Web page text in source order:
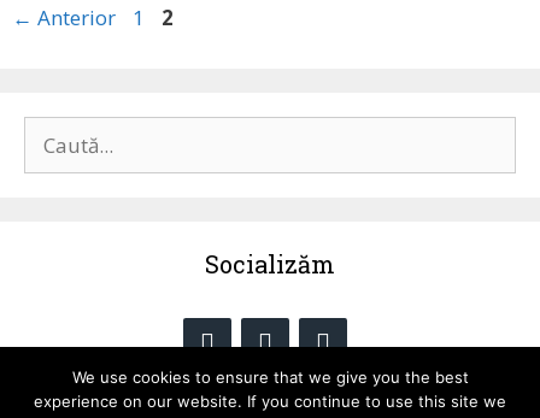
← Anterior Pagina
1 Pagina
2
după:
Socializăm
We use cookies to ensure that we give you the best
experience on our website. If you continue to use this site we